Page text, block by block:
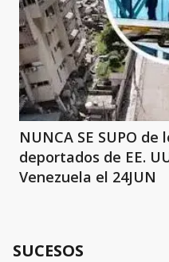
NUNCA SE SUPO
deportados de EE.
Venezuela el 24JUN
SUCESOS